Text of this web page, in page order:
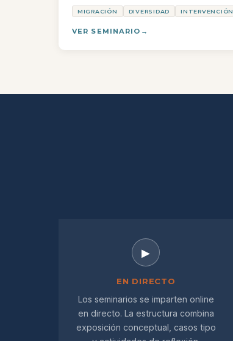
MIGRACIÓN DIVERSIDAD INTERVENCIÓN
VER SEMINARIO
▶
EN DIRECTO
Los seminarios se imparten online
en directo. La estructura combina
exposición conceptual, casos tipo